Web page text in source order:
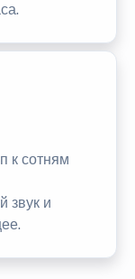
к сотням
звук и